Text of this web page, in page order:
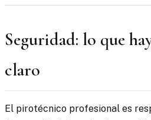
Seguridad: lo que
claro
El pirotécnico profesional es